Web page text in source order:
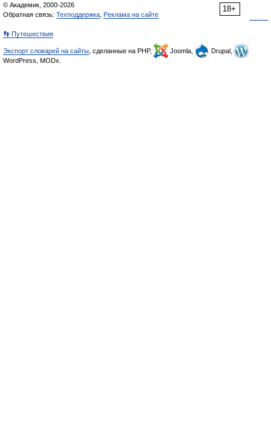
18+
© Академик, 2000-2026
Обратная связь: Техподдержка Реклама на сайте
👣 Путешествия
Экспорт словарей на сайты , сделанные на PHP, Joomla,
Drupal,
WordPress, MODx.